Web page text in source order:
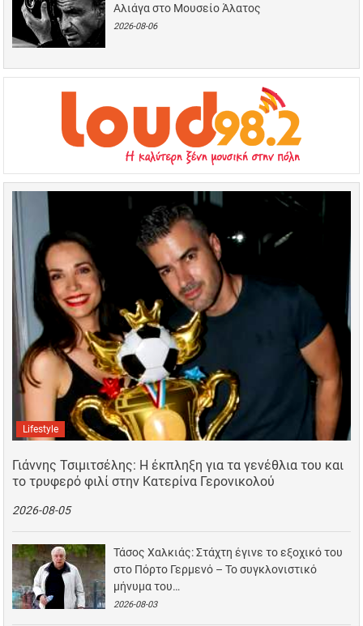
Αλιάγα στο Μουσείο Άλατος
2026-08-06
Lifestyle
Γιάννης Τσιμιτσέλης: Η έκπληξη για τα γενέθλια του και
το τρυφερό φιλί στην Κατερίνα Γερονικολού
2026-08-05
Τάσος Χαλκιάς: Στάχτη έγινε το εξοχικό του
στο Πόρτο Γερμενό – Το συγκλονιστικό
μήνυμα του…
2026-08-03